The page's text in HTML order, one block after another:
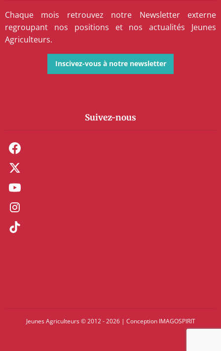
Chaque mois retrouvez notre Newsletter externe
regroupant nos positions et nos actualités Jeunes
Agriculteurs.
Inscivez-vous à notre newsletter
Suivez-nous
Jeunes Agriculteurs © 2012 - 2026 | Conception IMAGOSPIRIT